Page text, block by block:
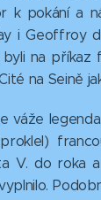
k pokání a
i Geoffroy
na příkaz
na Seině
váže
V. do roka